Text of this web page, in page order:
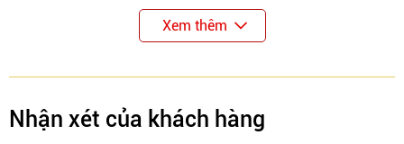
Xem thêm
Nhận xét của khách hàng